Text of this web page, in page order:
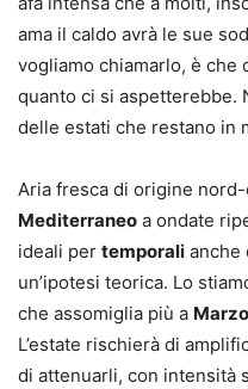
ama il caldo avrà le sue
vogliamo chiamarlo, è che
quanto ci si aspetterebbe.
delle estati che restano in
Aria fresca di origine
Mediterraneo a ondate
ideali per temporali anche
un’ipotesi teorica. Lo
che assomiglia più a Marzo
L’estate rischierà di
di attenuarli, con intensità